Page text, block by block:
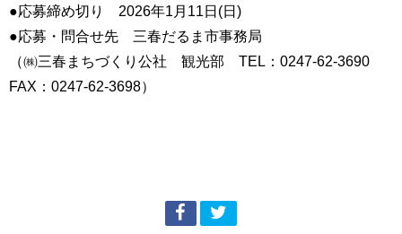
●応募締め切り 2026年1月11日(日)
●応募・問合せ先 三春だるま市事務局
（㈱三春まちづくり公社 観光部 TEL：0247-62-3690
FAX：0247-62-3698）